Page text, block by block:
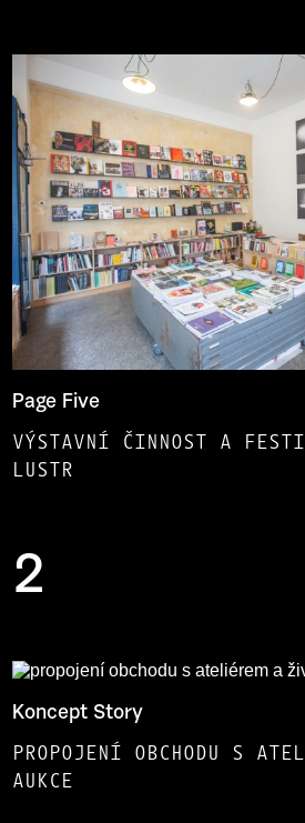
Page Five
VÝSTAVNÍ ČINNOST A
LUSTR
2
Koncept Story
PROPOJENÍ OBCHODU S
AUKCE